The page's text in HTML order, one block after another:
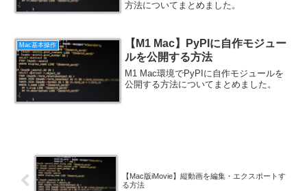
方法についてまとめました。
Mac基本操作
【M1 Mac】PyPIに自作モジュー
ルを公開する方法
M1 Mac環境でPyPIに自作モジュールを
公開する方法についてまとめました。
【Mac版iMovie】縦動画を編集・エクスポートす
る方法